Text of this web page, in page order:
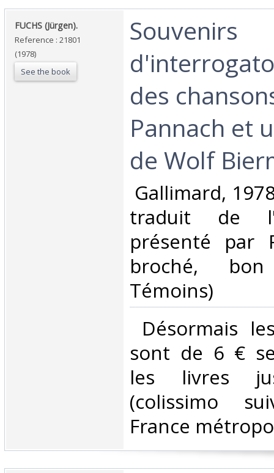
‎FUCHS (Jürgen).‎
Reference : 21801
(1978)
See the book
‎Souvenirs
des
Pannach et
de Wolf
Gallimard,
traduit de
présenté par
broché,
Témoins)‎
Désormais
sont de 6 €
les livres
(colissimo
France